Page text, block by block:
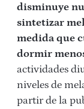
disminuye
sintetizar
medida que
dormir
actividades
niveles de
partir de la